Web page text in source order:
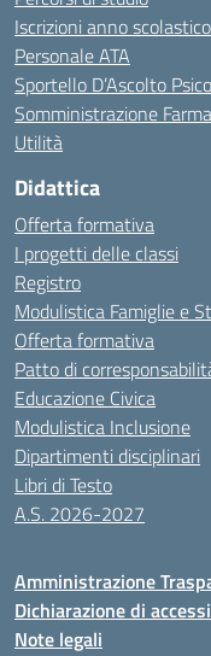
Iscrizioni anno
Personale ATA
Sportello D’Ascolto
Somministrazione
Utilità
Didattica
Offerta formativa
I progetti delle classi
Registro
Modulistica Famiglie e
Offerta formativa
Patto di
Educazione Civica
Modulistica Inclusione
Dipartimenti disciplinari
Libri di Testo
A.S. 2026-2027
Amministrazione
Dichiarazione di
Note legali